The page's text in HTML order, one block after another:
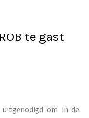
te gast
uitgenodigd om in de